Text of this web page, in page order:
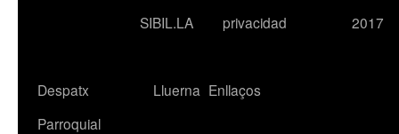
SIBIL.LA
privacidad
2017
Despatx
Parroquial
Lluerna Enllaços